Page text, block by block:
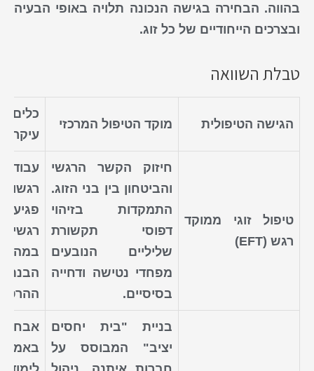
בהווה. הבחירה בגישה הנכונה תלויה באופי הבעיה
ובצרכים הייחודיים של כל זוג.
טבלת השוואה
הגישה הטיפולית מוקד הטיפול המרכזי
טיפול זוגי ממוקד
רגש (EFT)
חיזוק הקשר הרגשי
והביטחון בין בני הזוג.
התמקדות בזיהוי
דפוסי תקשורת
שליליים הנובעים
מפחדי נטישה ודחייה
בסיסיים.
הבנת
בניית "בית יחסים
יציב" המבוסס על